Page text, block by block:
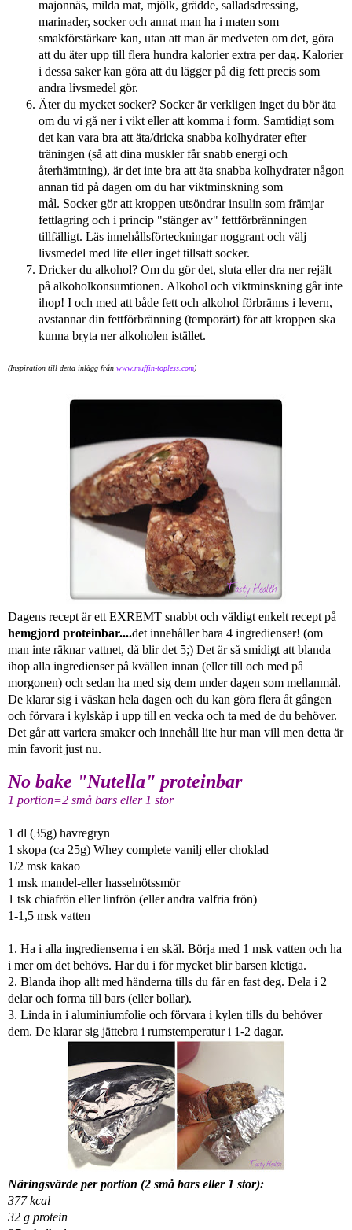
majonnäs, milda mat, mjölk, grädde, salladsdressing,
marinader, socker och annat man ha i maten som
smakförstärkare kan, utan att man är medveten om det, göra
att du äter upp till flera hundra kalorier extra per dag. Kalorier
i dessa saker kan göra att du lägger på dig fett precis som
andra livsmedel gör.
Äter du mycket socker? Socker är verkligen inget du bör äta
om du vi gå ner i vikt eller att komma i form. Samtidigt som
det kan vara bra att äta/dricka snabba kolhydrater efter
träningen (så att dina muskler får snabb energi och
återhämtning), är det inte bra att äta snabba kolhydrater någon
annan tid på dagen om du har viktminskning som
mål. Socker gör att kroppen utsöndrar insulin som främjar
fettlagring och i princip "stänger av" fettförbränningen
tillfälligt. Läs innehållsförteckningar noggrant och välj
livsmedel med lite eller inget tillsatt socker.
Dricker du alkohol? Om du gör det, sluta eller dra ner rejält
på alkoholkonsumtionen. Alkohol och viktminskning går inte
ihop! I och med att både fett och alkohol förbränns i levern,
avstannar din fettförbränning (temporärt) för att kroppen ska
kunna bryta ner alkoholen istället.
(Inspiration till detta inlägg från www.muffin-topless.com)
Dagens recept är ett EXREMT snabbt och väldigt enkelt recept på
hemgjord proteinbar....det innehåller bara 4 ingredienser! (om
man inte räknar vattnet, då blir det 5;) Det är så smidigt att blanda
ihop alla ingredienser på kvällen innan (eller till och med på
morgonen) och sedan ha med sig dem under dagen som mellanmål.
De klarar sig i väskan hela dagen och du kan göra flera åt gången
och förvara i kylskåp i upp till en vecka och ta med de du behöver.
Det går att variera smaker och innehåll lite hur man vill men detta är
min favorit just nu.
No bake "Nutella" proteinbar
1 portion=2 små bars eller 1 stor
1 dl (35g) havregryn
1 skopa (ca 25g) Whey complete vanilj eller choklad
1/2 msk kakao
1 msk mandel-eller hasselnötssmör
1 tsk chiafrön eller linfrön (eller andra valfria frön)
1-1,5 msk vatten
1. Ha i alla ingredienserna i en skål. Börja med 1 msk vatten och ha
i mer om det behövs. Har du i för mycket blir barsen kletiga.
2. Blanda ihop allt med händerna tills du får en fast deg. Dela i 2
delar och forma till bars (eller bollar).
3. Linda in i aluminiumfolie och förvara i kylen tills du behöver
dem. De klarar sig jättebra i rumstemperatur i 1-2 dagar.
Näringsvärde per portion (2 små bars eller 1 stor):
377 kcal
32 g protein